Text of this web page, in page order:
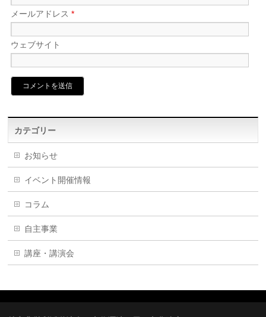
メールアドレス*
ウェブサイト
カテゴリー
お知らせ
イベント開催情報
コラム
自主事業
講座・講演会